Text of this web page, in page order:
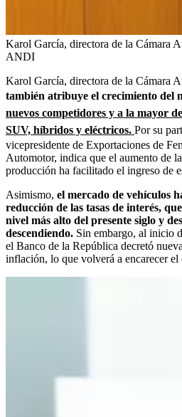
Karol García, directora de la Cámara
ANDI
Karol García, directora de la Cámara
también atribuye el crecimiento del
nuevos competidores y a la mayor
SUV, híbridos y eléctricos. Por su
vicepresidente de Exportaciones de
Automotor, indica que el aumento de
producción ha facilitado el ingreso de
Asimismo, el mercado de vehículos
reducción de las tasas de interés,
nivel más alto del presente siglo y
descendiendo. Sin embargo, al inicio
el Banco de la República decretó
inflación, lo que volverá a encarecer el